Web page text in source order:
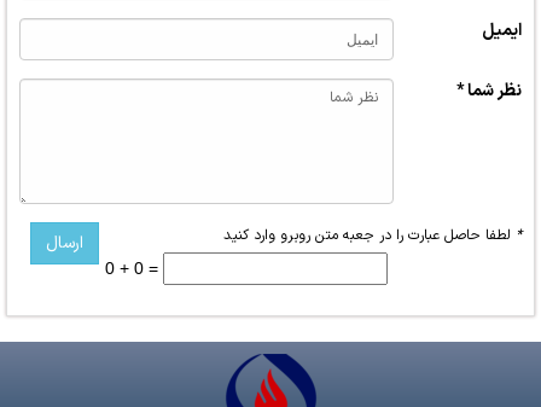
ایمیل
نظر شما *
* لطفا حاصل عبارت را در جعبه متن روبرو وارد کنید
0 + 0 =